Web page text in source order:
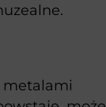
metalami